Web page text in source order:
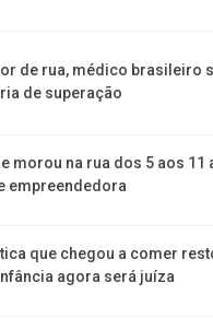
de rua, médico brasileiro
de superação
morou na rua dos 5 aos 11
empreendedora
que chegou a comer
agora será juíza